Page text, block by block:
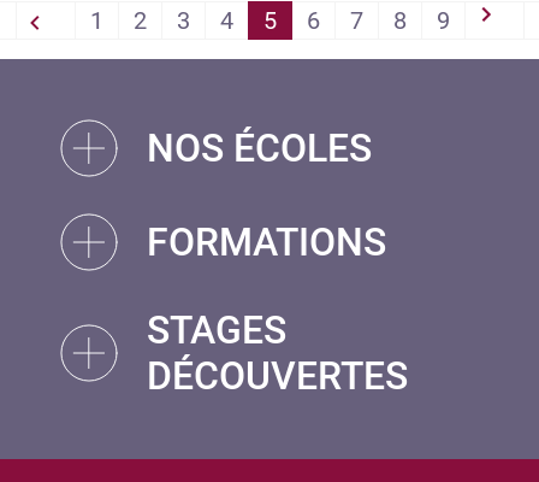
PAGINATION
1 2 3 4 5 6 7 8 9
NOS ÉCOLES
FORMATIONS
STAGES
DÉCOUVERTES